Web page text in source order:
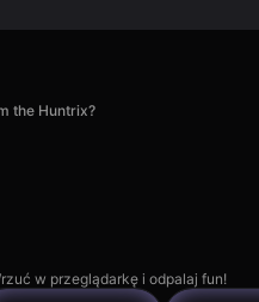
the Huntrix?
w przeglądarkę i odpalaj fun!